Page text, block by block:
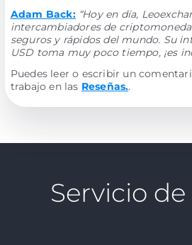
Adam Back: “Hoy en día,
intercambiadores de
seguros y rápidos del mundo. Su
USD toma muy poco tiempo, ¡es
Puedes leer o escribir un
trabajo en las Reseñas..
Servicio